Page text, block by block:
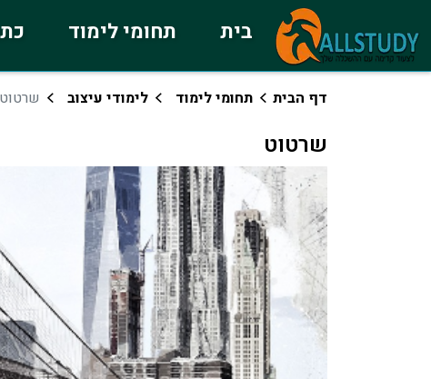
בית תחומי לימוד
דף הבית תחומי לימוד לימודי עיצוב שרטוט
שרטוט